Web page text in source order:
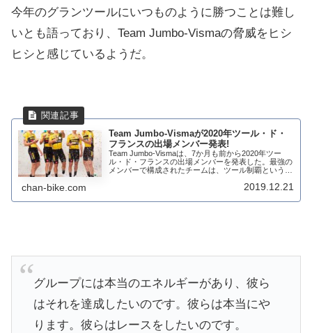
今年のグランツールにいつものように勝つことは難し
いとも語っており、Team Jumbo-Vismaの脅威をヒシ
ヒシと感じているようだ。
Team Jumbo-Vismaが2020年ツール・ド・
フランスの出場メンバー発表!
Team Jumbo-Vismaは、7か月も前から2020年ツー
ル・ド・フランスの出場メンバーを発表した。最強の
メンバーで構成されたチームは、ツール制覇という目
chan-bike.com 2019.12.21
グループには本当のエネルギーがあり、彼ら
はそれを達成したいのです。彼らは本当にや
ります。彼らはレースをしたいのです。